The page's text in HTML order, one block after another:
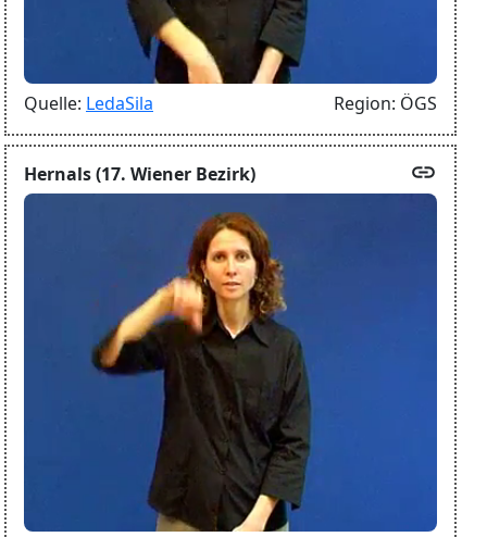
Quelle: LedaSila Region: ÖGS
Hernals (17. Wiener Bezirk) link